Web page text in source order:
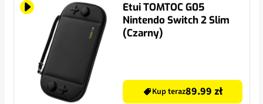
Etui TOMTOC G05
Nintendo Switch 2 Slim
(Czarny)
Kup teraz89.99 zł